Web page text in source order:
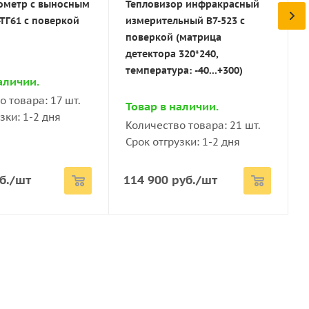
товара: 2 шт.
1-2 дня
Количество товара: 2 шт.
Срок отгрузки: 1-2 дня
9 900руб. /шт
твердых тел по их собственному
излучения исследуемого объекта,
приемник, в электрический сигнал,
системой в цифровой сигнал.
измерения и индикацию на
температуры объекта. На корпусе
12 : 01
с выносным
с поверкой
товара: 17 шт.
1-2 дня
/шт
Тепловизор инфракрасный
измерительный В7-523 с
поверкой (матрица
детектора 320*240,
температура: -40...+300)
Товар в наличии.
Количество товара: 21 шт.
Срок отгрузки: 1-2 дня
114 900 руб./шт